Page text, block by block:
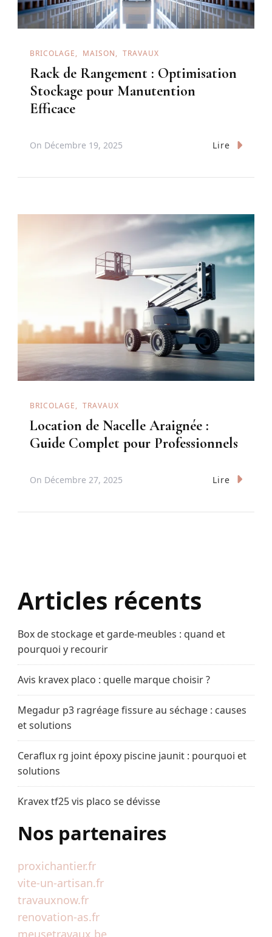
BRICOLAGE MAISON TRAVAUX
Rack de Rangement : Optimisation
Stockage pour Manutention
Efficace
On Décembre 19, 2025 Lire
BRICOLAGE TRAVAUX
Location de Nacelle Araignée :
Guide Complet pour Professionnels
On Décembre 27, 2025 Lire
Articles récents
Box de stockage et garde-meubles : quand et
pourquoi y recourir
Avis kravex placo : quelle marque choisir ?
Megadur p3 ragréage fissure au séchage : causes
et solutions
Ceraflux rg joint époxy piscine jaunit : pourquoi et
solutions
Kravex tf25 vis placo se dévisse
Nos partenaires
proxichantier.fr
vite-un-artisan.fr
travauxnow.fr
renovation-as.fr